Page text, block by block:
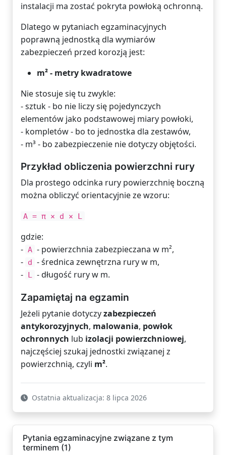
instalacji ma zostać pokryta powłoką ochronną.
Dlatego w pytaniach egzaminacyjnych
poprawną jednostką dla wymiarów
zabezpieczeń przed korozją jest:
m² - metry kwadratowe
Nie stosuje się tu zwykle:
- sztuk - bo nie liczy się pojedynczych
elementów jako podstawowej miary powłoki,
- kompletów - bo to jednostka dla zestawów,
- m³ - bo zabezpieczenie nie dotyczy objętości.
Przykład obliczenia powierzchni rury
Dla prostego odcinka rury powierzchnię boczną
można obliczyć orientacyjnie ze wzoru:
A = π × d × L
gdzie:
- A - powierzchnia zabezpieczana w m²,
- d - średnica zewnętrzna rury w m,
- L - długość rury w m.
Zapamiętaj na egzamin
Jeżeli pytanie dotyczyzabezpieczeń
antykorozyjnych, malowania, powłok
ochronnych lub izolacji powierzchniowej,
najczęściej szukaj jednostki związanej z
powierzchnią, czyli m².
Ostatnia aktualizacja: 8 lipca 2026
Pytania egzaminacyjne związane z tym
terminem (1)